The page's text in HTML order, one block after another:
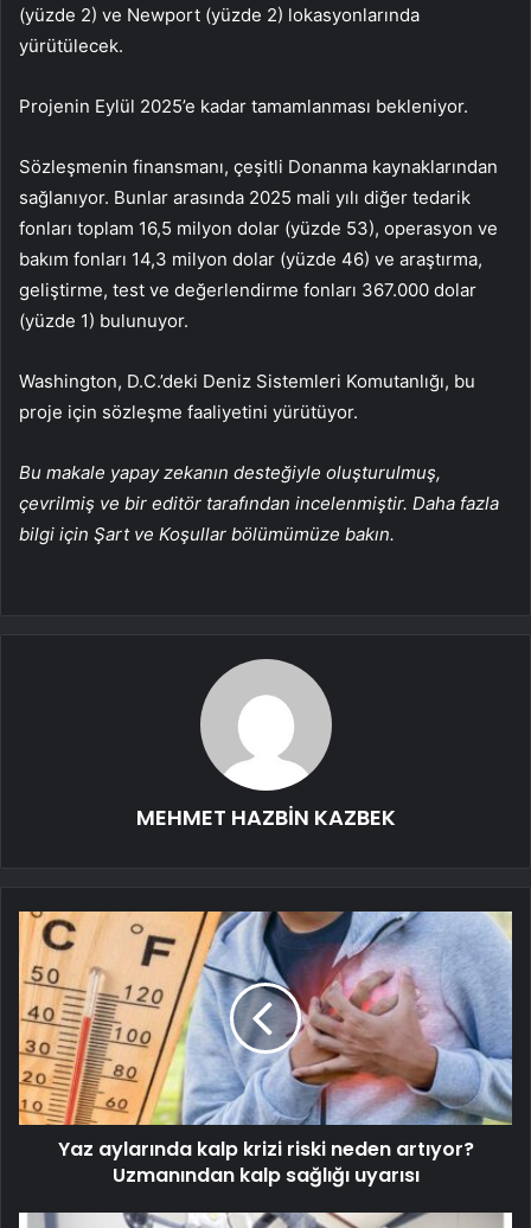
(yüzde 2) ve Newport (yüzde 2) lokasyonlarında
yürütülecek.
Projenin Eylül 2025’e kadar tamamlanması bekleniyor.
Sözleşmenin finansmanı, çeşitli Donanma kaynaklarından
sağlanıyor. Bunlar arasında 2025 mali yılı diğer tedarik
fonları toplam 16,5 milyon dolar (yüzde 53), operasyon ve
bakım fonları 14,3 milyon dolar (yüzde 46) ve araştırma,
geliştirme, test ve değerlendirme fonları 367.000 dolar
(yüzde 1) bulunuyor.
Washington, D.C.’deki Deniz Sistemleri Komutanlığı, bu
proje için sözleşme faaliyetini yürütüyor.
Bu makale yapay zekanın desteğiyle oluşturulmuş,
çevrilmiş ve bir editör tarafından incelenmiştir. Daha fazla
bilgi için Şart ve Koşullar bölümümüze bakın.
MEHMET HAZBİN KAZBEK
Yaz aylarında kalp krizi riski neden artıyor?
Uzmanından kalp sağlığı uyarısı